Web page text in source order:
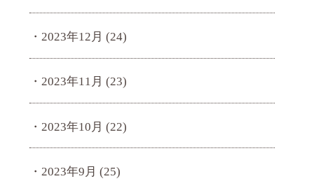
2023年12月 (24)
2023年11月 (23)
2023年10月 (22)
2023年9月 (25)